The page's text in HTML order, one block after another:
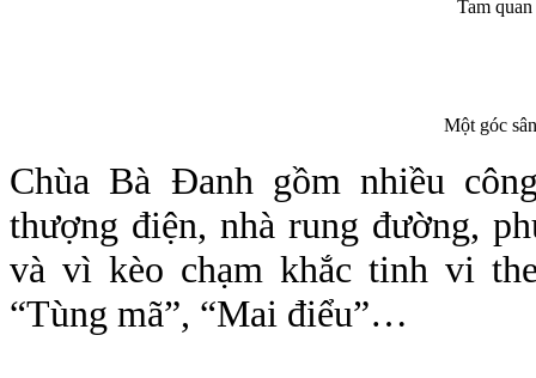
Tam
Một góc
Chùa Bà Đanh gồm nhiều
thượng điện, nhà rung đường,
và vì kèo chạm khắc tinh vi
“Tùng mã”, “Mai điểu”…